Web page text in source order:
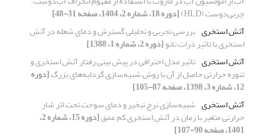
چربی‌دوست (HLD)
[دوره 18، شماره 2، 1404، صفحه 31-48]
آتش استخری بررسی تجربی و تحلیلی گسترش و دمای شعله در آتش
استخری با تاثیر ذرات نانو[دوره 2، شماره 1، 1388]
آتش استخری تاثیر مدل احتراقی در پیش بینی رفتار آتش استخری و
تنوره حرارتی حاصل از آن با روش شبیه‌سازی گردابه‌های بزرگ[دوره
12، شماره 3، 1398، صفحه 87-105]
آتش استخری شبیه‌‌سازی نرخ تبخیر و دمای سوخت تحت اثر شار
حرارتی متغیر با زمان در آتش استخری کم عمق [دوره 15، شماره 2،
1401، صفحه 90-107]